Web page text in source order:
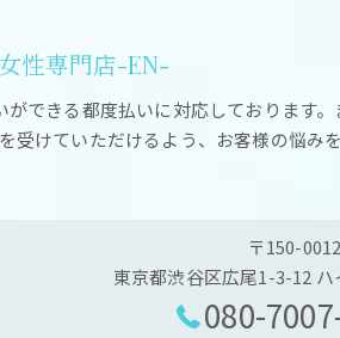
性専門店-EN-
ができる都度払いに対応しております
受けていただけるよう、お客様の悩み
〒150-0012
東京都渋谷区広尾1-3-12
080-